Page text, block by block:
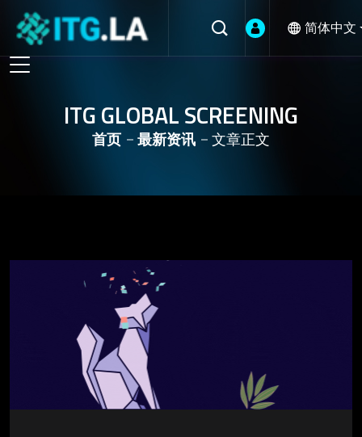
简体中文
ITG GLOBAL SCREENING
首页 最新资讯 文章正文